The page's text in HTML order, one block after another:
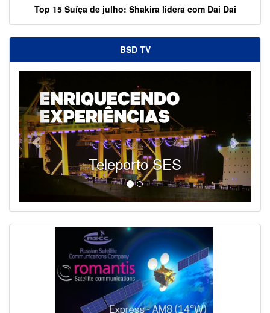
Top 15 Suíça de julho: Shakira lidera com Dai Dai
BSD TV
Teleporto SES